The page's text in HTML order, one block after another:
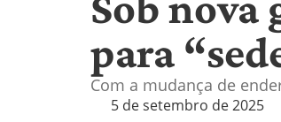
para
Com a mudança de
5 de setembro de 2025